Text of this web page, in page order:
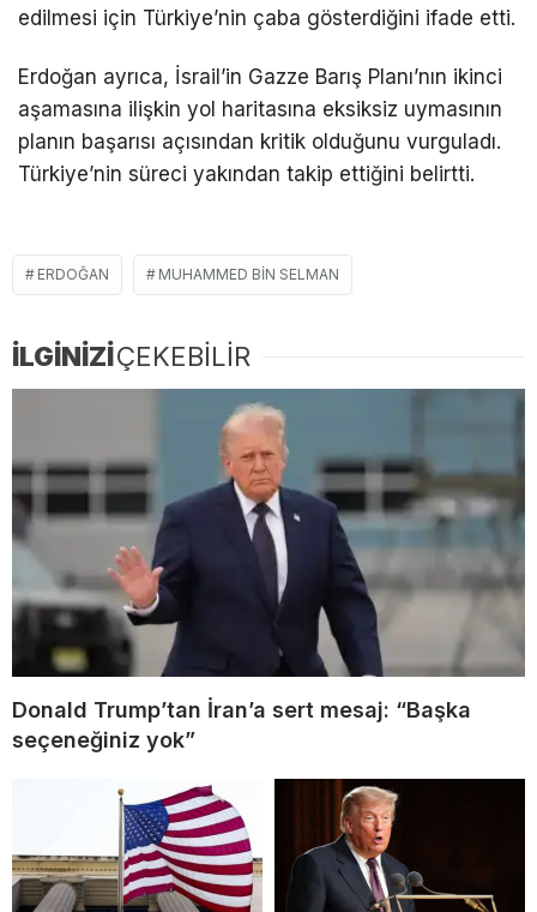
edilmesi için Türkiye’nin çaba gösterdiğini ifade etti.
Erdoğan ayrıca, İsrail’in Gazze Barış Planı’nın ikinci
aşamasına ilişkin yol haritasına eksiksiz uymasının
planın başarısı açısından kritik olduğunu vurguladı.
Türkiye’nin süreci yakından takip ettiğini belirtti.
ERDOĞAN MUHAMMED BIN SELMAN
İLGİNİZİÇEKEBİLİR
Donald Trump’tan İran’a sert mesaj: “Başka
seçeneğiniz yok”